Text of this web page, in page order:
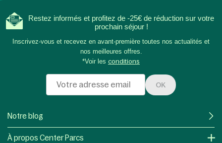
Restez informés et profitez de -25€ de réduction sur votre
prochain séjour !
Inscrivez-vous et recevez en avant-première toutes nos actualités et
nos meilleures offres.
*Voir les conditions
OK
Notre blog
À propos Center Parcs